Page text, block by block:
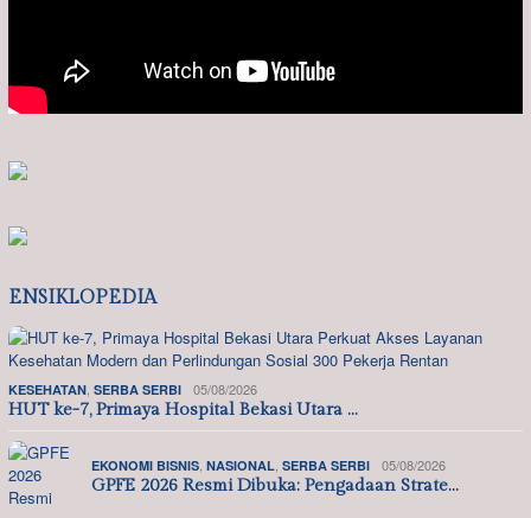
ENSIKLOPEDIA
KESEHATAN, SERBA SERBI 05/08/2026
HUT ke-7, Primaya Hospital Bekasi Utara …
EKONOMI BISNIS, NASIONAL, SERBA SERBI 05/08/2026
GPFE 2026 Resmi Dibuka: Pengadaan Strate…